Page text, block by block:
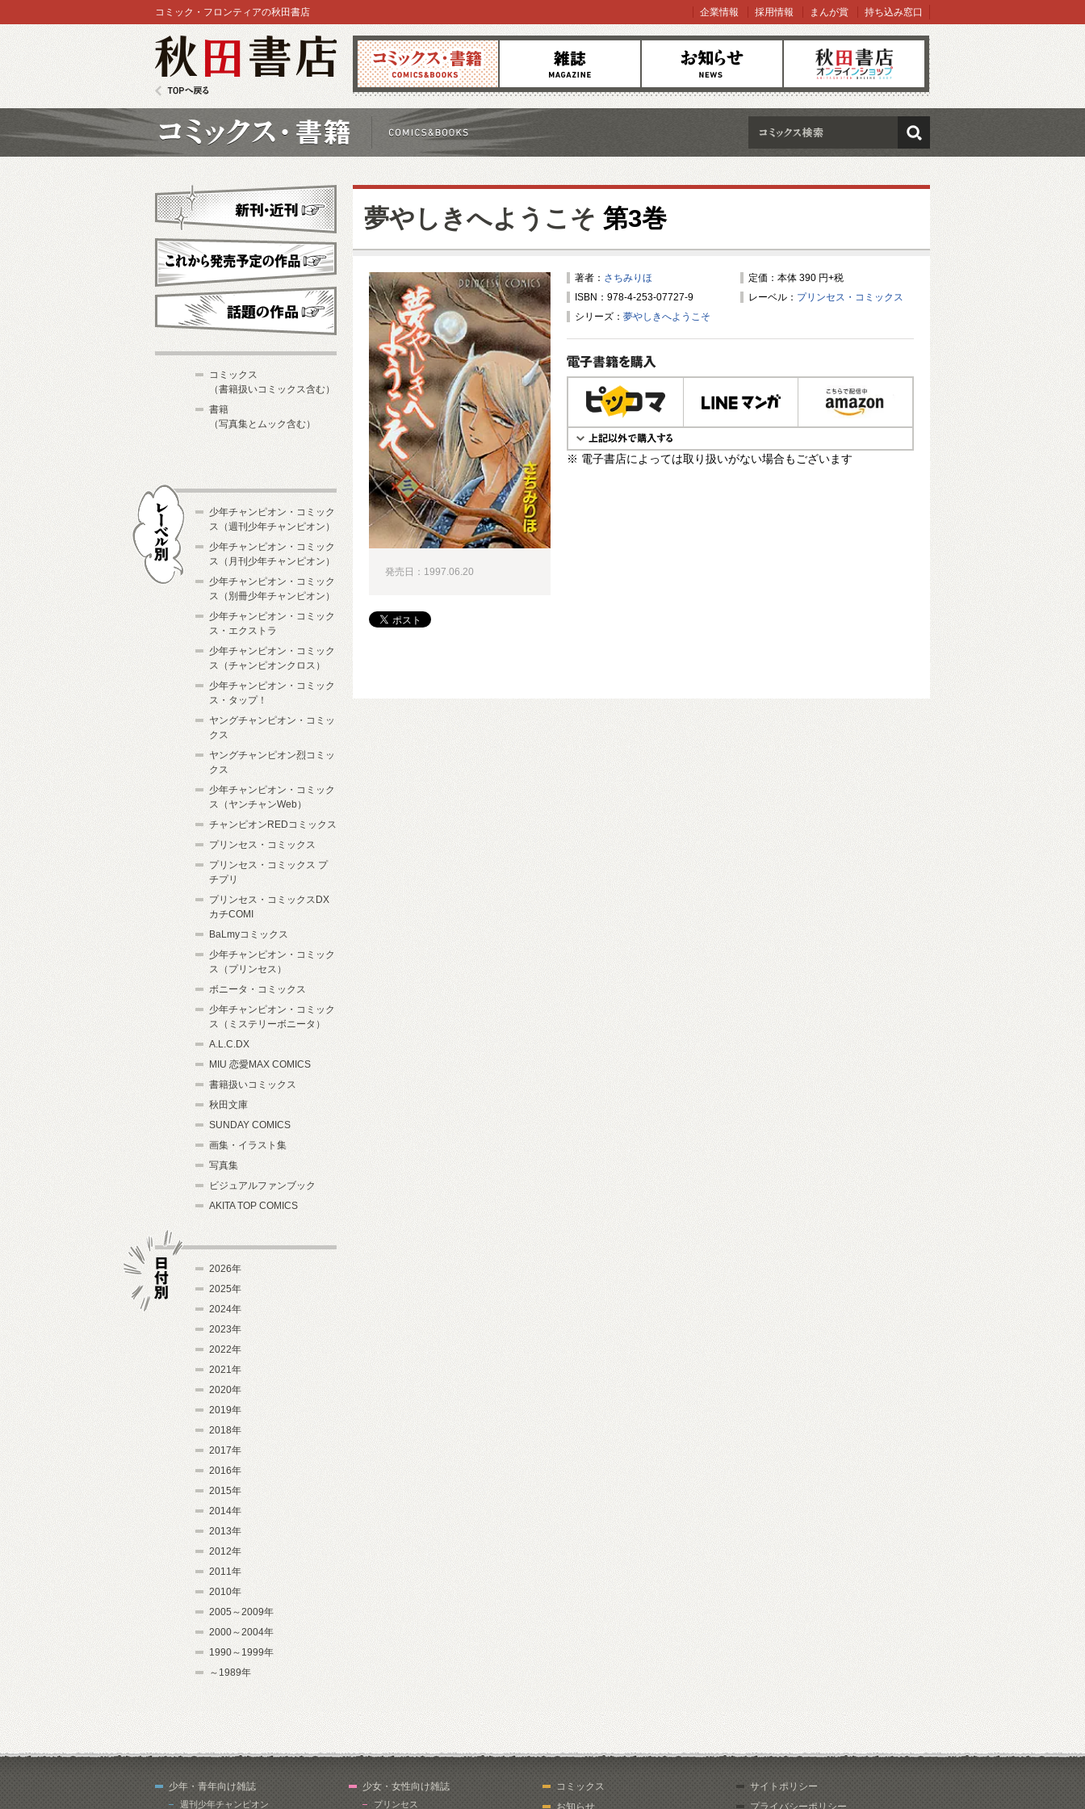
コミックス 雑誌 お知らせ オンラインショップ
コミック・フロンティアの秋田書店 企業情報 採用情報 まんが賞 持ち込み窓口
検索
夢やしきへようこそ 第3巻
著者： さちみりほ
定価：本体 390 円+税
ISBN：978-4-253-07727-9
レーベル： プリンセス・コミックス
シリーズ： 夢やしきへようこそ
電子書籍で購入
※ 電子書店によっては取り扱いがない場合もございます
発売日：1997.06.20
新刊・近刊
これから発売予定
コミックス
（書籍扱いコミックス含む）
書籍
（写真集とムック含む）
少年チャンピオン・コミック
ス（週刊少年チャンピオン）
少年チャンピオン・コミック
ス（月刊少年チャンピオン）
少年チャンピオン・コミック
ス（別冊少年チャンピオン）
少年チャンピオン・コミック
ス・エクストラ
少年チャンピオン・コミック
ス（チャンピオンクロス）
少年チャンピオン・コミック
ス・タップ！
ヤングチャンピオン・コミッ
クス
ヤングチャンピオン烈コミッ
クス
少年チャンピオン・コミック
ス（ヤンチャンWeb）
チャンピオンREDコミックス
プリンセス・コミックス
プリンセス・コミックス プ
チプリ
プリンセス・コミックスDX
カチCOMI
BaLmyコミックス
少年チャンピオン・コミック
ス（プリンセス）
ボニータ・コミックス
少年チャンピオン・コミック
ス（ミステリーボニータ）
A.L.C.DX
MIU 恋愛MAX COMICS
書籍扱いコミックス
秋田文庫
SUNDAY COMICS
画集・イラスト集
写真集
ビジュアルファンブック
AKITA TOP COMICS
2026年
2025年
2024年
2023年
2022年
2021年
2020年
2019年
2018年
2017年
2016年
2015年
2014年
2013年
2012年
2011年
2010年
2005～2009年
2000～2004年
1990～1999年
～1989年
少年・青年向け雑誌
週刊少年チャンピオン
少女・女性向け雑誌
プリンセス
コミックス
お知らせ
サイトポリシー
プライバシーポリシー